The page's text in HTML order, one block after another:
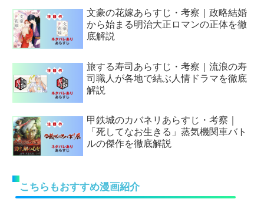
文豪の花嫁あらすじ・考察｜政略結婚
から始まる明治大正ロマンの正体を徹
底解説
旅する寿司あらすじ・考察｜流浪の寿
司職人が各地で結ぶ人情ドラマを徹底
解説
甲鉄城のカバネリあらすじ・考察｜
「死してなお生きる」蒸気機関車バト
ルの傑作を徹底解説
こちらもおすすめ漫画紹介